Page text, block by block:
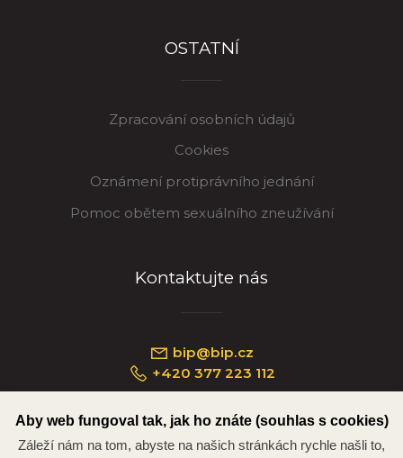
OSTATNÍ
Zpracování osobních údajů
Cookies
Oznámení protiprávního jednání
Pomoc obětem sexuálního zneužívání
Kontaktujte nás
bip@bip.cz
+420 377 223 112
Aby web fungoval tak, jak ho znáte (souhlas s cookies)
Záleží nám na tom, abyste na našich stránkách rychle našli to,